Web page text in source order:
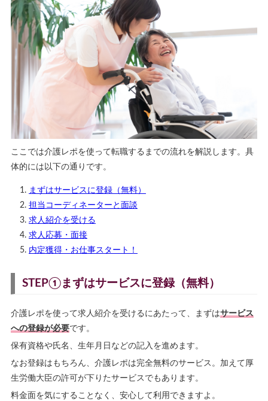
ここでは介護レポを使って転職するまでの流れを解説します。具
体的には以下の通りです。
まずはサービスに登録（無料）
担当コーディネーターと面談
求人紹介を受ける
求人応募・面接
内定獲得・お仕事スタート！
STEP①まずはサービスに登録（無料）
介護レポを使って求人紹介を受けるにあたって、まずはサービス
への登録が必要です。
保有資格や氏名、生年月日などの記入を進めます。
なお登録はもちろん、介護レポは完全無料のサービス。加えて厚
生労働大臣の許可が下りたサービスでもあります。
料金面を気にすることなく、安心して利用できますよ。